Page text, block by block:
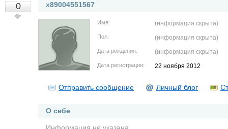
0 x89004551567
Имя: (информация скрыта)
Пол: (информация скрыта)
Дата рождения: (информация скрыта)
Дата регистрации: 22 ноября 2012
Отправить сообщение Личный блог
О себе